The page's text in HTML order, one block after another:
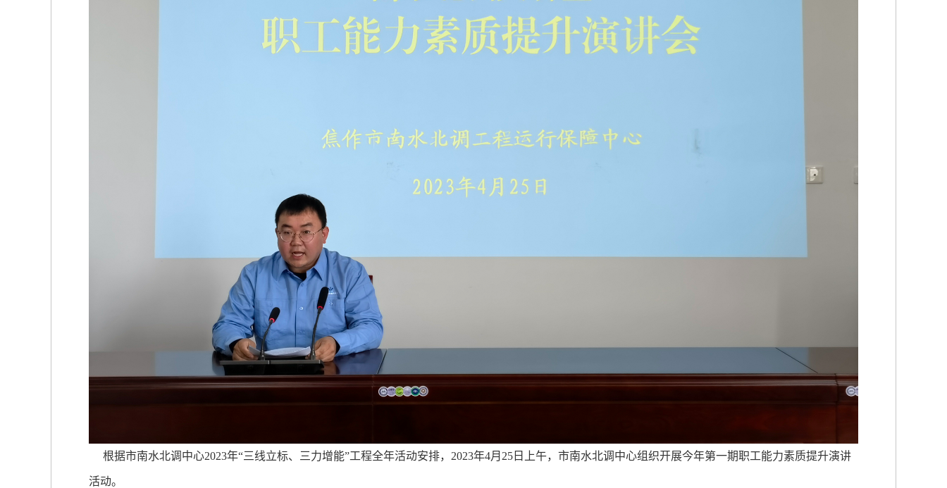
根据市南水北调中心2023年“三线立标、三力增能”工程全年活动安排，2023年4月25日上午，市南水北调中心组织开展今年第一期职工能力素质提升演讲
活动。